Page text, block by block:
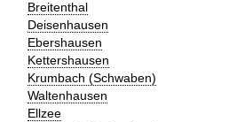
Breitenthal
Deisenhausen
Ebershausen
Kettershausen
Krumbach (Schwaben)
Waltenhausen
Ellzee